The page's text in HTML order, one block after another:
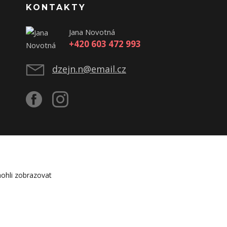
KONTAKTY
Jana Novotná
+420 603 472 993
dzejn.n@email.cz
zobrazovat